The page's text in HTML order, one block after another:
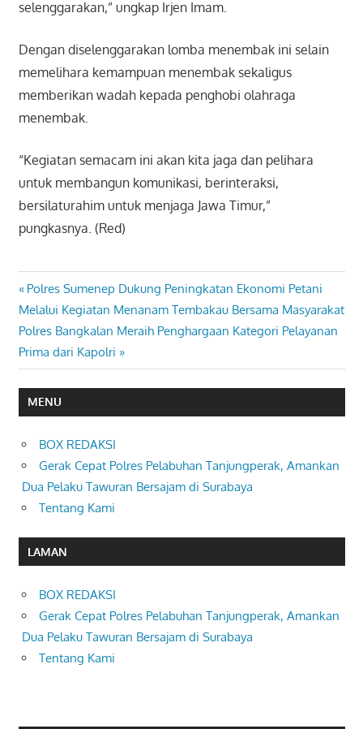
selenggarakan,” ungkap Irjen Imam.
Dengan diselenggarakan lomba menembak ini selain
memelihara kemampuan menembak sekaligus
memberikan wadah kepada penghobi olahraga
menembak.
“Kegiatan semacam ini akan kita jaga dan pelihara
untuk membangun komunikasi, berinteraksi,
bersilaturahim untuk menjaga Jawa Timur,”
pungkasnya. (Red)
Navigasi
pos
Previous
Post:
Polres Sumenep Dukung Peningkatan Ekonomi Petani
Melalui Kegiatan Menanam Tembakau Bersama Masyarakat
Next
Post:
Polres Bangkalan Meraih Penghargaan Kategori Pelayanan
Prima dari Kapolri
MENU
BOX REDAKSI
Gerak Cepat Polres Pelabuhan Tanjungperak, Amankan
Dua Pelaku Tawuran Bersajam di Surabaya
Tentang Kami
LAMAN
BOX REDAKSI
Gerak Cepat Polres Pelabuhan Tanjungperak, Amankan
Dua Pelaku Tawuran Bersajam di Surabaya
Tentang Kami